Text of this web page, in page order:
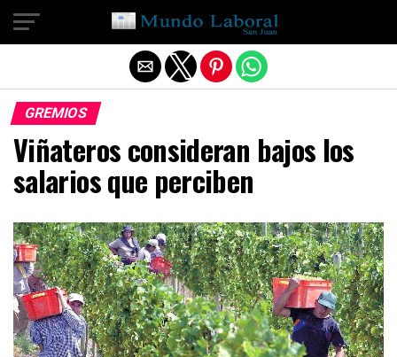
GREMIOS
Viñateros consideran bajos los
salarios que perciben
Salir de la versión móvil